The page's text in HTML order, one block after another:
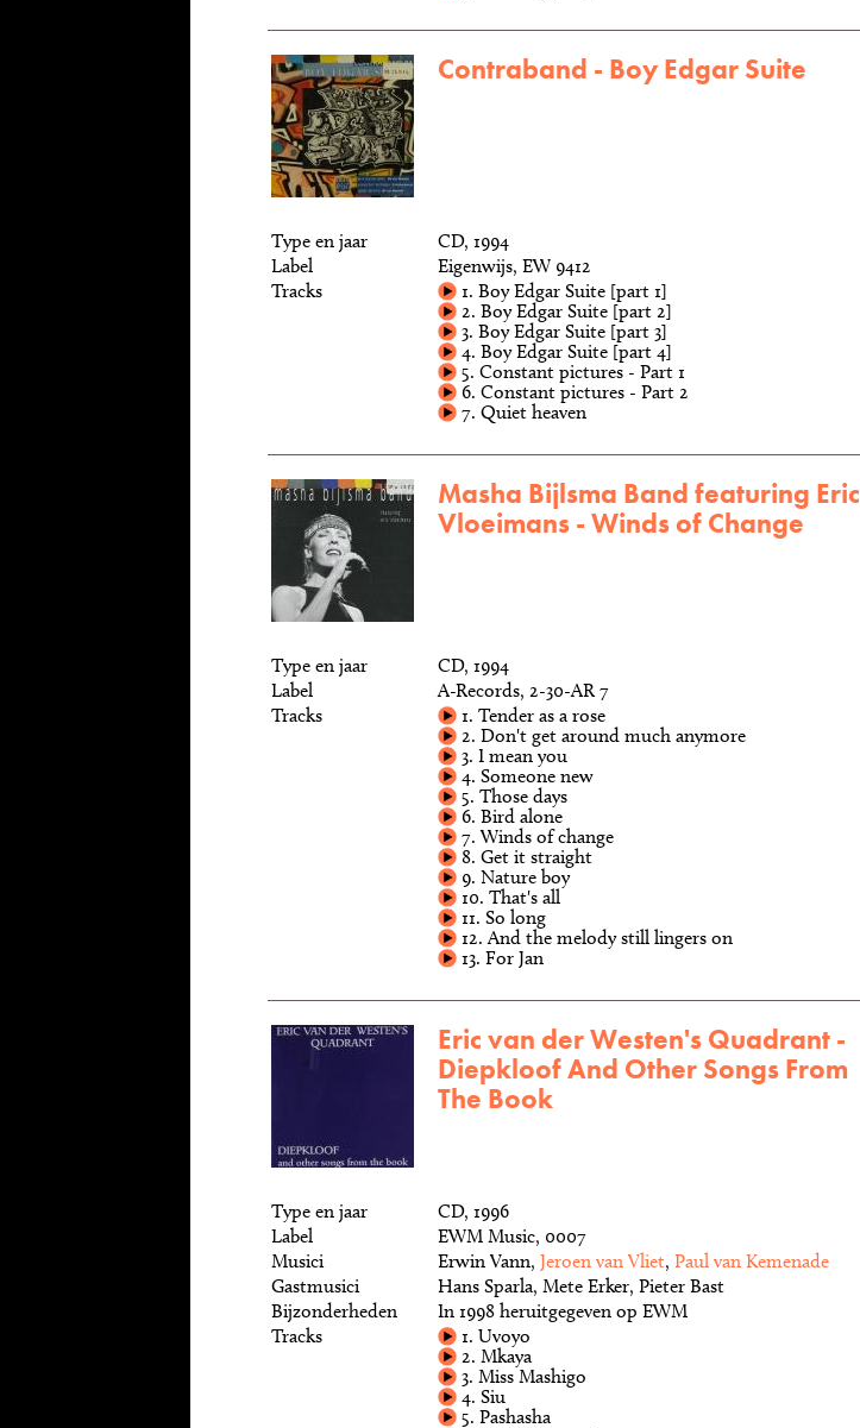
Contraband - Boy Edgar Suite
Type en jaar
CD, 1994
Label
Eigenwijs, EW 9412
Tracks
1. Boy Edgar Suite [part 1]
2. Boy Edgar Suite [part 2]
3. Boy Edgar Suite [part 3]
4. Boy Edgar Suite [part 4]
5. Constant pictures - Part 1
6. Constant pictures - Part 2
7. Quiet heaven
Masha Bijlsma Band featuring Eric
Vloeimans - Winds of Change
Type en jaar
CD, 1994
Label
A-Records, 2-30-AR 7
Tracks
1. Tender as a rose
2. Don't get around much anymore
3. I mean you
4. Someone new
5. Those days
6. Bird alone
7. Winds of change
8. Get it straight
9. Nature boy
10. That's all
11. So long
12. And the melody still lingers on
13. For Jan
Eric van der Westen's Quadrant -
Diepkloof And Other Songs From
The Book
Type en jaar
CD, 1996
Label
EWM Music, 0007
Musici
Erwin Vann, Jeroen van Vliet, Paul van Kemenade
Gastmusici
Hans Sparla, Mete Erker, Pieter Bast
Bijzonderheden
In 1998 heruitgegeven op EWM
Tracks
1. Uvoyo
2. Mkaya
3. Miss Mashigo
4. Siu
5. Pashasha